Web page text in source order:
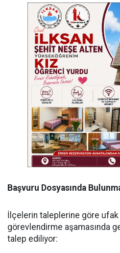
Başvuru Dosyasında
İlçelerin taleplerine göre ufak
görevlendirme aşamasında
talep ediliyor: